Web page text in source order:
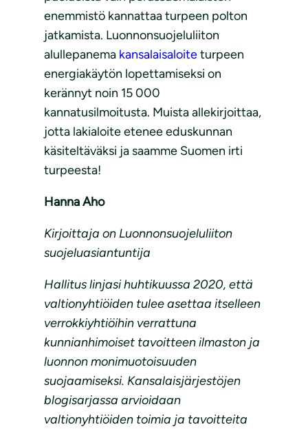
enemmistö kannattaa turpeen polton
jatkamista. Luonnonsuojeluliiton
alullepanema kansalaisaloiteturpeen
energiakäytön lopettamiseksi on
kerännyt noin 15 000
kannatusilmoitusta. Muista allekirjoittaa,
jotta lakialoite etenee eduskunnan
käsiteltäväksi ja saamme Suomen irti
turpeesta!
Hanna Aho
Kirjoittaja on Luonnonsuojeluliiton
suojeluasiantuntija
Hallitus linjasi huhtikuussa 2020, että
valtionyhtiöiden tulee asettaa itselleen
verrokkiyhtiöihin verrattuna
kunnianhimoiset tavoitteen ilmaston ja
luonnon monimuotoisuuden
suojaamiseksi. Kansalaisjärjestöjen
blogisarjassa arvioidaan
valtionyhtiöiden toimia ja tavoitteita